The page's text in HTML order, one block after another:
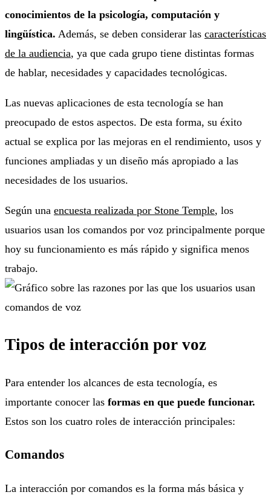
conocimientos de la psicología, computación y
lingüística. Además, se deben considerar las características
de la audiencia, ya que cada grupo tiene distintas formas
de hablar, necesidades y capacidades tecnológicas.
Las nuevas aplicaciones de esta tecnología se han
preocupado de estos aspectos. De esta forma, su éxito
actual se explica por las mejoras en el rendimiento, usos y
funciones ampliadas y un diseño más apropiado a las
necesidades de los usuarios.
Según una encuesta realizada por Stone Temple, los
usuarios usan los comandos por voz principalmente porque
hoy su funcionamiento es más rápido y significa menos
trabajo.
Tipos de interacción por voz
Para entender los alcances de esta tecnología, es
importante conocer las formas en que puede funcionar.
Estos son los cuatro roles de interacción principales:
Comandos
La interacción por comandos es la forma más básica y